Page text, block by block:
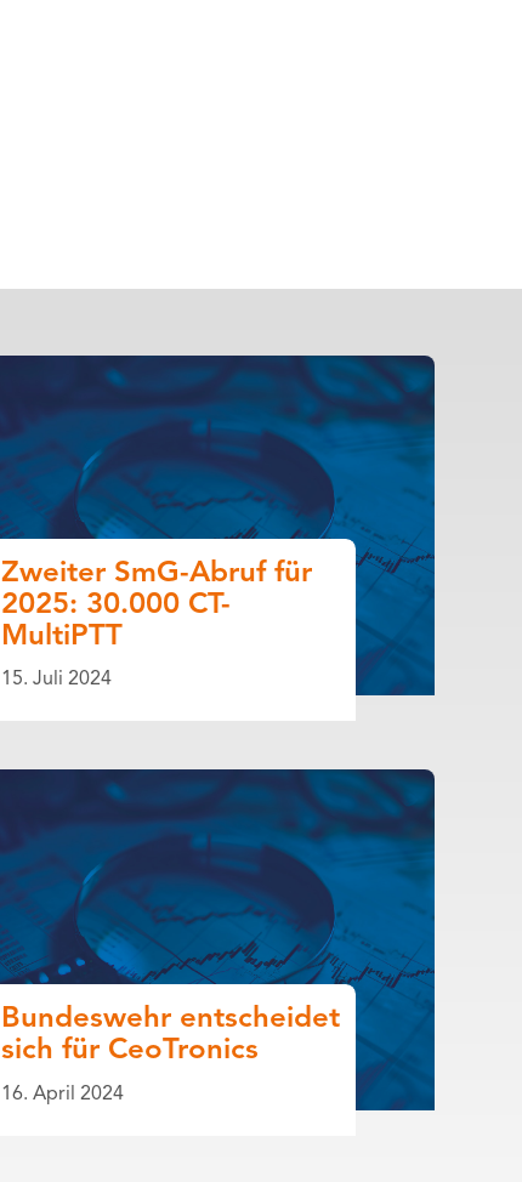
Zweiter SmG-Abruf für
2025: 30.000 CT-
MultiPTT
15. Juli 2024
Bundeswehr entscheidet
sich für CeoTronics
16. April 2024